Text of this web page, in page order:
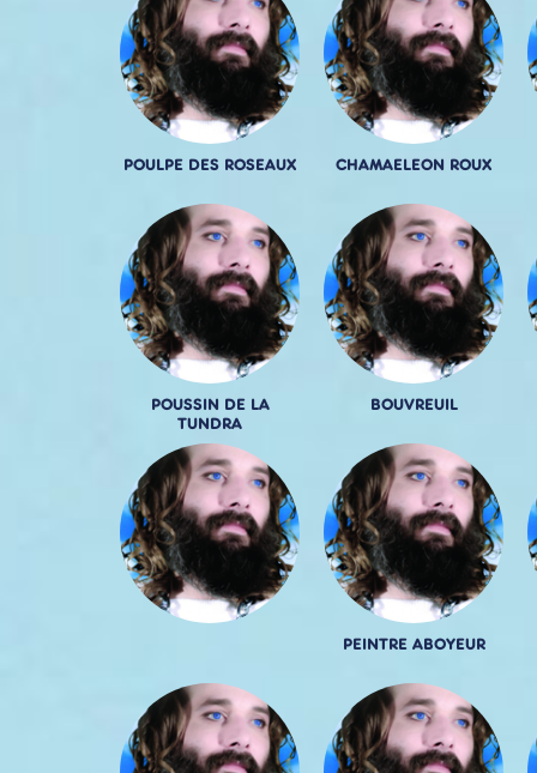
POULPE DES ROSEAUX CHAMAELEON ROUX
POUSSIN DE LA
TUNDRA
BOUVREUIL
PEINTRE ABOYEUR